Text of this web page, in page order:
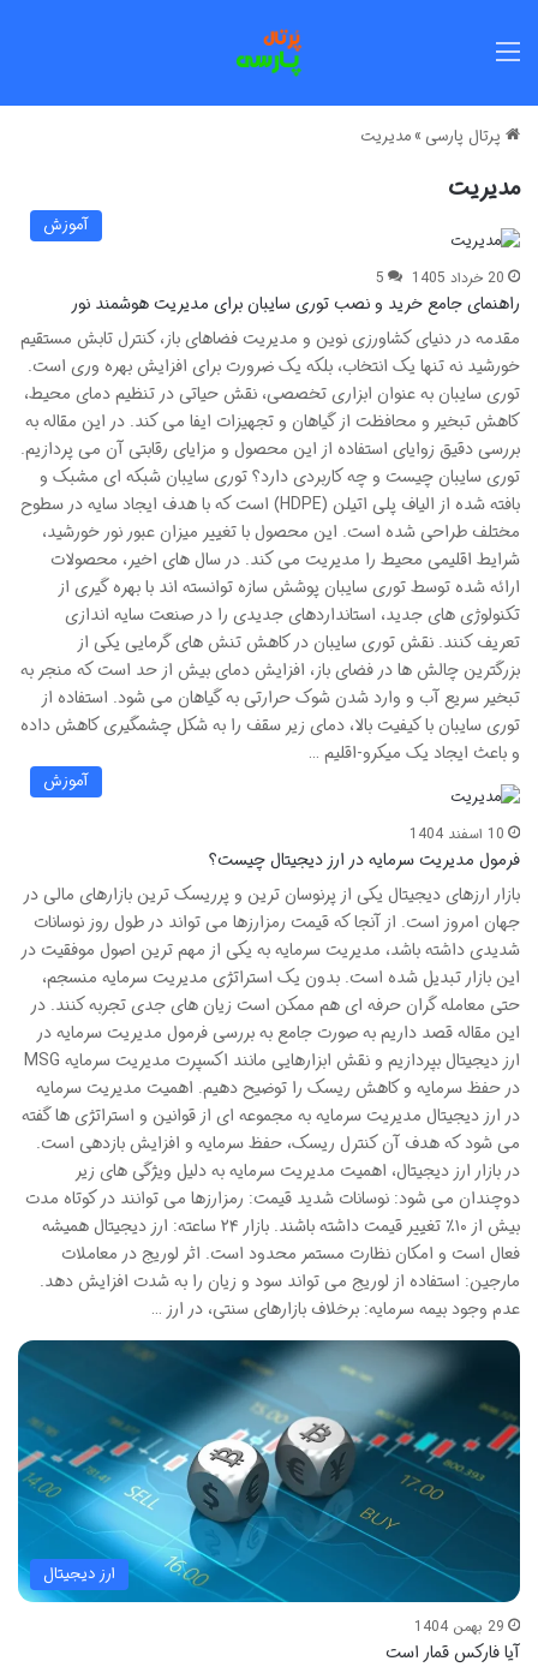
پرتال پارسی »مدیریت
مدیریت
آموزش
20 خرداد 1405 5
راهنمای جامع خرید و نصب توری سایبان برای مدیریت هوشمند نور
مقدمه در دنیای کشاورزی نوین و مدیریت فضاهای باز، کنترل تابش مستقیم
خورشید نه تنها یک انتخاب، بلکه یک ضرورت برای افزایش بهره وری است.
توری سایبان به عنوان ابزاری تخصصی، نقش حیاتی در تنظیم دمای محیط،
کاهش تبخیر و محافظت از گیاهان و تجهیزات ایفا می کند. در این مقاله به
بررسی دقیق زوایای استفاده از این محصول و مزایای رقابتی آن می پردازیم.
توری سایبان چیست و چه کاربردی دارد؟ توری سایبان شبکه ای مشبک و
بافته شده از الیاف پلی اتیلن (HDPE) است که با هدف ایجاد سایه در سطوح
مختلف طراحی شده است. این محصول با تغییر میزان عبور نور خورشید،
شرایط اقلیمی محیط را مدیریت می کند. در سال های اخیر، محصولات
ارائه شده توسط توری سایبان پوشش سازه توانسته اند با بهره گیری از
تکنولوژی های جدید، استانداردهای جدیدی را در صنعت سایه اندازی
تعریف کنند. نقش توری سایبان در کاهش تنش های گرمایی یکی از
بزرگترین چالش ها در فضای باز، افزایش دمای بیش از حد است که منجر به
تبخیر سریع آب و وارد شدن شوک حرارتی به گیاهان می شود. استفاده از
توری سایبان با کیفیت بالا، دمای زیر سقف را به شکل چشمگیری کاهش داده
و باعث ایجاد یک میکرو-اقلیم …
آموزش
10 اسفند 1404
فرمول مدیریت سرمایه در ارز دیجیتال چیست؟
بازار ارزهای دیجیتال یکی از پرنوسان ترین و پرریسک ترین بازارهای مالی در
جهان امروز است. از آنجا که قیمت رمزارزها می تواند در طول روز نوسانات
شدیدی داشته باشد، مدیریت سرمایه به یکی از مهم ترین اصول موفقیت در
این بازار تبدیل شده است. بدون یک استراتژی مدیریت سرمایه منسجم،
حتی معامله گران حرفه ای هم ممکن است زیان های جدی تجربه کنند. در
این مقاله قصد داریم به صورت جامع به بررسی فرمول مدیریت سرمایه در
ارز دیجیتال بپردازیم و نقش ابزارهایی مانند اکسپرت مدیریت سرمایه MSG
در حفظ سرمایه و کاهش ریسک را توضیح دهیم. اهمیت مدیریت سرمایه
در ارز دیجیتال مدیریت سرمایه به مجموعه ای از قوانین و استراتژی ها گفته
می شود که هدف آن کنترل ریسک، حفظ سرمایه و افزایش بازدهی است.
در بازار ارز دیجیتال، اهمیت مدیریت سرمایه به دلیل ویژگی های زیر
دوچندان می شود: نوسانات شدید قیمت: رمزارزها می توانند در کوتاه مدت
بیش از ۱۰٪ تغییر قیمت داشته باشند. بازار ۲۴ ساعته: ارز دیجیتال همیشه
فعال است و امکان نظارت مستمر محدود است. اثر لوریج در معاملات
مارجین: استفاده از لوریج می تواند سود و زیان را به شدت افزایش دهد.
عدم وجود بیمه سرمایه: برخلاف بازارهای سنتی، در ارز …
ارز دیجیتال
29 بهمن 1404
آیا فارکس قمار است